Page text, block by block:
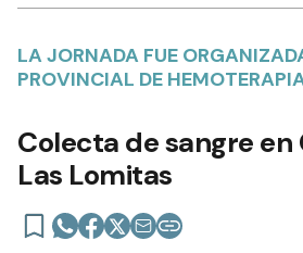
LA JORNADA FUE
PROVINCIAL DE
Colecta de sangre en
Las Lomitas